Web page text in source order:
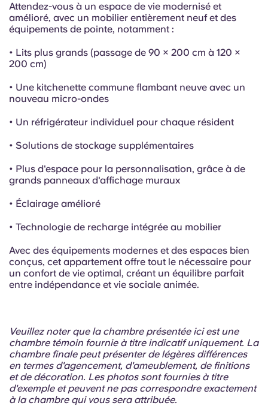
Attendez-vous à un espace de vie modernisé et
amélioré, avec un mobilier entièrement neuf et des
équipements de pointe, notamment :
• Lits plus grands (passage de 90 × 200 cm à 120 ×
200 cm)
• Une kitchenette commune flambant neuve avec un
nouveau micro-ondes
• Un réfrigérateur individuel pour chaque résident
• Solutions de stockage supplémentaires
• Plus d'espace pour la personnalisation, grâce à de
grands panneaux d'affichage muraux
• Éclairage amélioré
• Technologie de recharge intégrée au mobilier
Avec des équipements modernes et des espaces bien
conçus, cet appartement offre tout le nécessaire pour
un confort de vie optimal, créant un équilibre parfait
entre indépendance et vie sociale animée.
Veuillez noter que la chambre présentée ici est une
chambre témoin fournie à titre indicatif uniquement. La
chambre finale peut présenter de légères différences
en termes d'agencement, d'ameublement, de finitions
et de décoration. Les photos sont fournies à titre
d'exemple et peuvent ne pas correspondre exactement
à la chambre qui vous sera attribuée.